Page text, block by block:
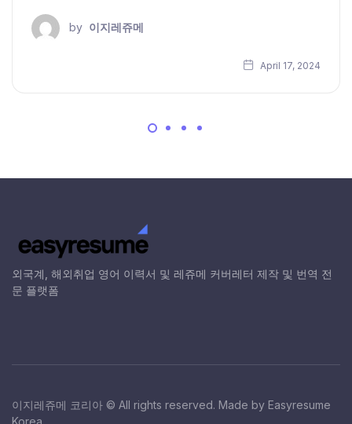
by 이지레쥬메
April 17, 2024
외국계, 해외취업 영어 이력서 및 레쥬메 커버레터 제작 및 번역 전
문 플랫폼
이지레쥬메 코리아 © All rights reserved. Made by Easyresume